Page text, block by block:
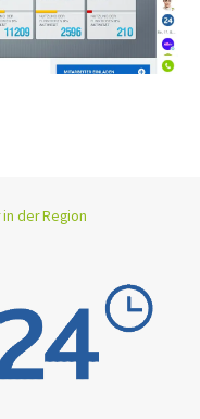
in der Region